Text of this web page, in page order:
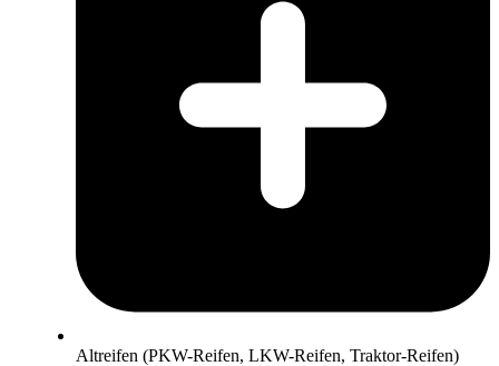
Altreifen (PKW-Reifen, LKW-Reifen, Traktor-Reifen)